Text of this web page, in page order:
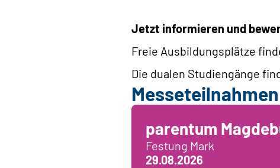
Jetzt informieren und
Freie Ausbildungsplätze
Die dualen Studiengänge
Messeteilnahmen
parentum
Festung Mark
29.08.2026